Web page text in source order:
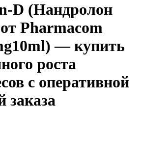
D (Нандролон
Pharmacom
— купить
роста
с оперативной
заказа